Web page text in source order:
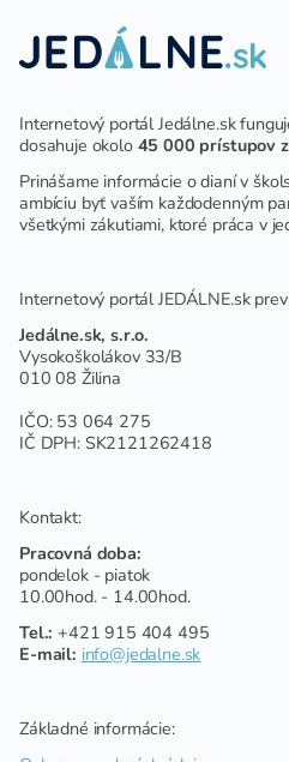
Internetový portál Jedálne.sk
dosahuje okolo 45 000 prístupov
Prinášame informácie o dianí v
ambíciu byť vaším každodenným
všetkými zákutiami, ktoré práca v
Internetový portál JEDÁLNE.sk
Jedálne.sk, s.r.o.
Vysokoškolákov 33/B
010 08 Žilina
IČO: 53 064 275
IČ DPH: SK2121262418
Kontakt:
Pracovná doba:
pondelok - piatok
10.00hod. - 14.00hod.
Tel.: +421 915 404 495
E-mail: info@jedalne.sk
Základné informácie: